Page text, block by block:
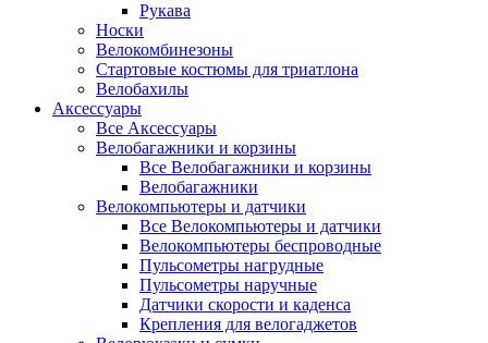
Рукава
Носки
Велокомбинезоны
Стартовые костюмы для триатлона
Велобахилы
Аксессуары
Все Аксессуары
Велобагажники и корзины
Все Велобагажники и корзины
Велобагажники
Велокомпьютеры и датчики
Все Велокомпьютеры и датчики
Велокомпьютеры беспроводные
Пульсометры нагрудные
Пульсометры наручные
Датчики скорости и каденса
Крепления для велогаджетов